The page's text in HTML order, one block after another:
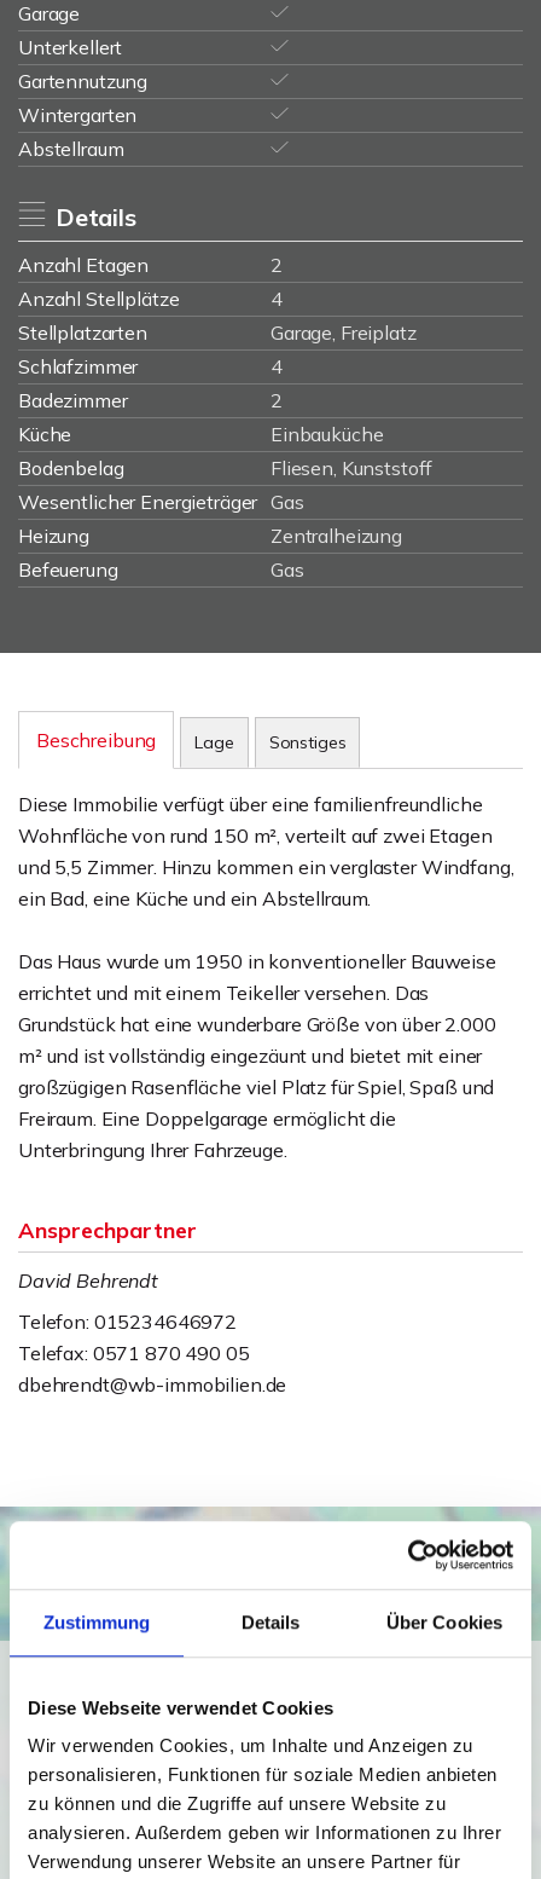
Zustimmung Details Über Cookies
Diese Webseite verwendet Cookies
Wir verwenden Cookies, um Inhalte und Anzeigen zu
personalisieren, Funktionen für soziale Medien anbieten
zu können und die Zugriffe auf unsere Website zu
analysieren. Außerdem geben wir Informationen zu Ihrer
Verwendung unserer Website an unsere Partner für
Garage
Unterkellert
Gartennutzung
Wintergarten
Abstellraum
Details
Anzahl Etagen
2
Anzahl Stellplätze
4
Stellplatzarten
Garage, Freiplatz
Schlafzimmer
4
Badezimmer
2
Küche
Einbauküche
Bodenbelag
Fliesen, Kunststoff
Wesentlicher Energieträger Gas
Heizung
Zentralheizung
Befeuerung
Gas
Beschreibung Lage Sonstiges
Diese Immobilie verfügt über eine familienfreundliche
Wohnfläche von rund 150 m², verteilt auf zwei Etagen
und 5,5 Zimmer. Hinzu kommen ein verglaster Windfang,
ein Bad, eine Küche und ein Abstellraum.
Das Haus wurde um 1950 in konventioneller Bauweise
errichtet und mit einem Teikeller versehen. Das
Grundstück hat eine wunderbare Größe von über 2.000
m² und ist vollständig eingezäunt und bietet mit einer
großzügigen Rasenfläche viel Platz für Spiel, Spaß und
Freiraum. Eine Doppelgarage ermöglicht die
Unterbringung Ihrer Fahrzeuge.
Ansprechpartner
David Behrendt
Telefon: 015234646972
Telefax: 0571 870 490 05
dbehrendt@wb-immobilien.de
angezeigt werden. Es gelten die
Datenschutzbedingungen von Google
(https://policies.google.com/privacy).
Ich bin einverstanden